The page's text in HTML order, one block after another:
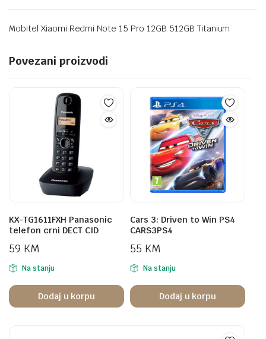
Mobitel Xiaomi Redmi Note 15 Pro 12GB 512GB Titanium
Povezani proizvodi
KX-TG1611FXH Panasonic
telefon crni DECT CID
59 KM
Na stanju
Dodaj u korpu
Cars 3: Driven to Win PS4
CARS3PS4
55 KM
Na stanju
Dodaj u korpu